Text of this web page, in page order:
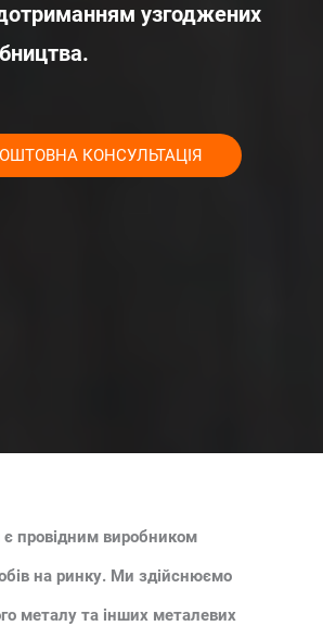
узгоджених
КОНСУЛЬТАЦІЯ
провідним виробником
на ринку. Ми здійснюємо
металу та інших металевих